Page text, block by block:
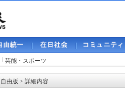
芸能・スポーツ
自由版 > 詳細内容